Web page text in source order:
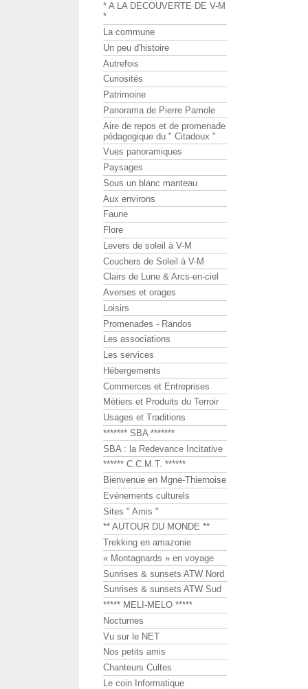
* A LA DECOUVERTE DE V-M
*
La commune
Un peu d'histoire
Autrefois
Curiosités
Patrimoine
Panorama de Pierre Pamole
Aire de repos et de promenade
pédagogique du " Citadoux "
Vues panoramiques
Paysages
Sous un blanc manteau
Aux environs
Faune
Flore
Levers de soleil à V-M
Couchers de Soleil à V-M
Clairs de Lune & Arcs-en-ciel
Averses et orages
Loisirs
Promenades - Randos
Les associations
Les services
Hébergements
Commerces et Entreprises
Métiers et Produits du Terroir
Usages et Traditions
******* SBA *******
SBA : la Redevance Incitative
****** C.C.M.T. ******
Bienvenue en Mgne-Thiernoise
Evénements culturels
Sites " Amis "
** AUTOUR DU MONDE **
Trekking en amazonie
« Montagnards » en voyage
Sunrises & sunsets ATW Nord
Sunrises & sunsets ATW Sud
***** MELI-MELO *****
Nocturnes
Vu sur le NET
Nos petits amis
Chanteurs Cultes
Le coin Informatique